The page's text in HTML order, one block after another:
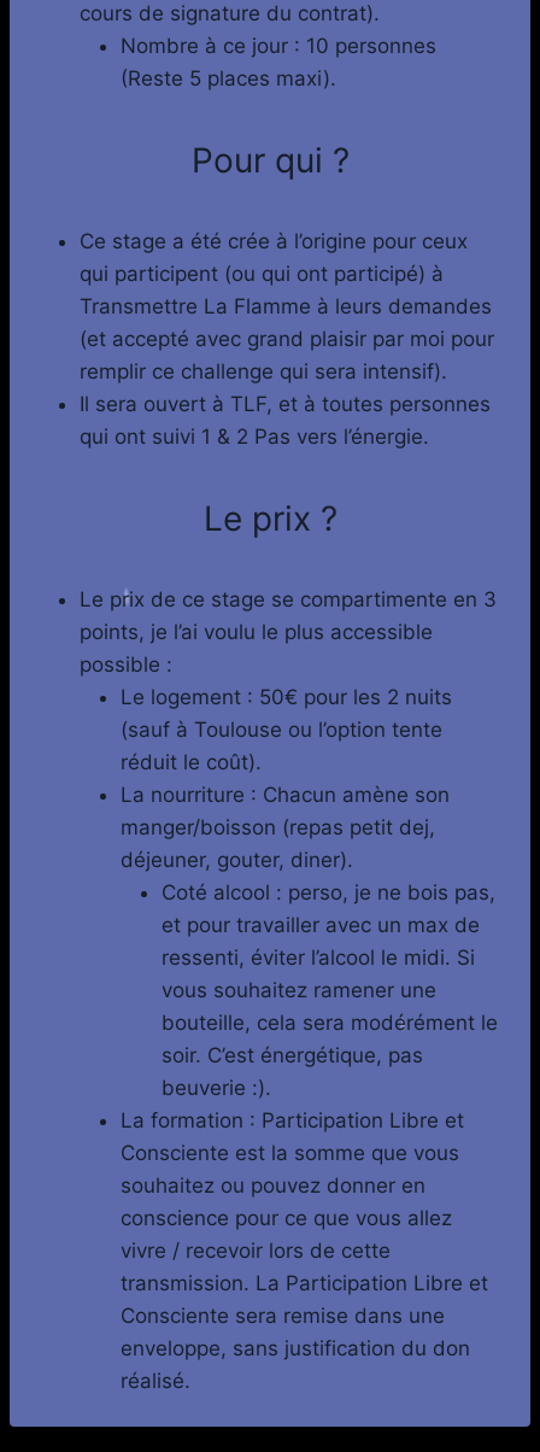
cours de signature du contrat).
Nombre à ce jour : 10 personnes
(Reste 5 places maxi).
Pour qui ?
Ce stage a été crée à l’origine pour ceux
qui participent (ou qui ont participé) à
Transmettre La Flamme à leurs demandes
(et accepté avec grand plaisir par moi pour
remplir ce challenge qui sera intensif).
Il sera ouvert à TLF, et à toutes personnes
qui ont suivi 1 & 2 Pas vers l’énergie.
Le prix ?
Le prix de ce stage se compartimente en 3
points, je l’ai voulu le plus accessible
possible :
Le logement : 50€ pour les 2 nuits
(sauf à Toulouse ou l’option tente
réduit le coût).
La nourriture : Chacun amène son
manger/boisson (repas petit dej,
déjeuner, gouter, diner).
Coté alcool : perso, je ne bois pas,
et pour travailler avec un max de
ressenti, éviter l’alcool le midi. Si
vous souhaitez ramener une
bouteille, cela sera modérément le
soir. C’est énergétique, pas
beuverie :).
La formation : Participation Libre et
Consciente est la somme que vous
souhaitez ou pouvez donner en
conscience pour ce que vous allez
vivre / recevoir lors de cette
transmission. La Participation Libre et
Consciente sera remise dans une
enveloppe, sans justification du don
réalisé.